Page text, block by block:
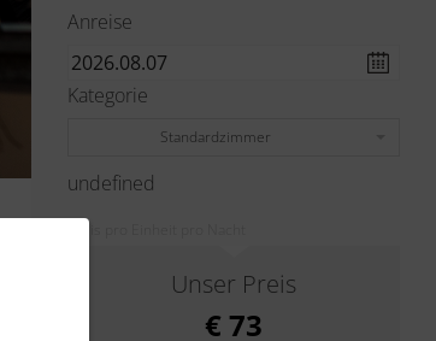
Anreise
Kategorie
Standardzimmer
undefined
Unser Preis
€ 73